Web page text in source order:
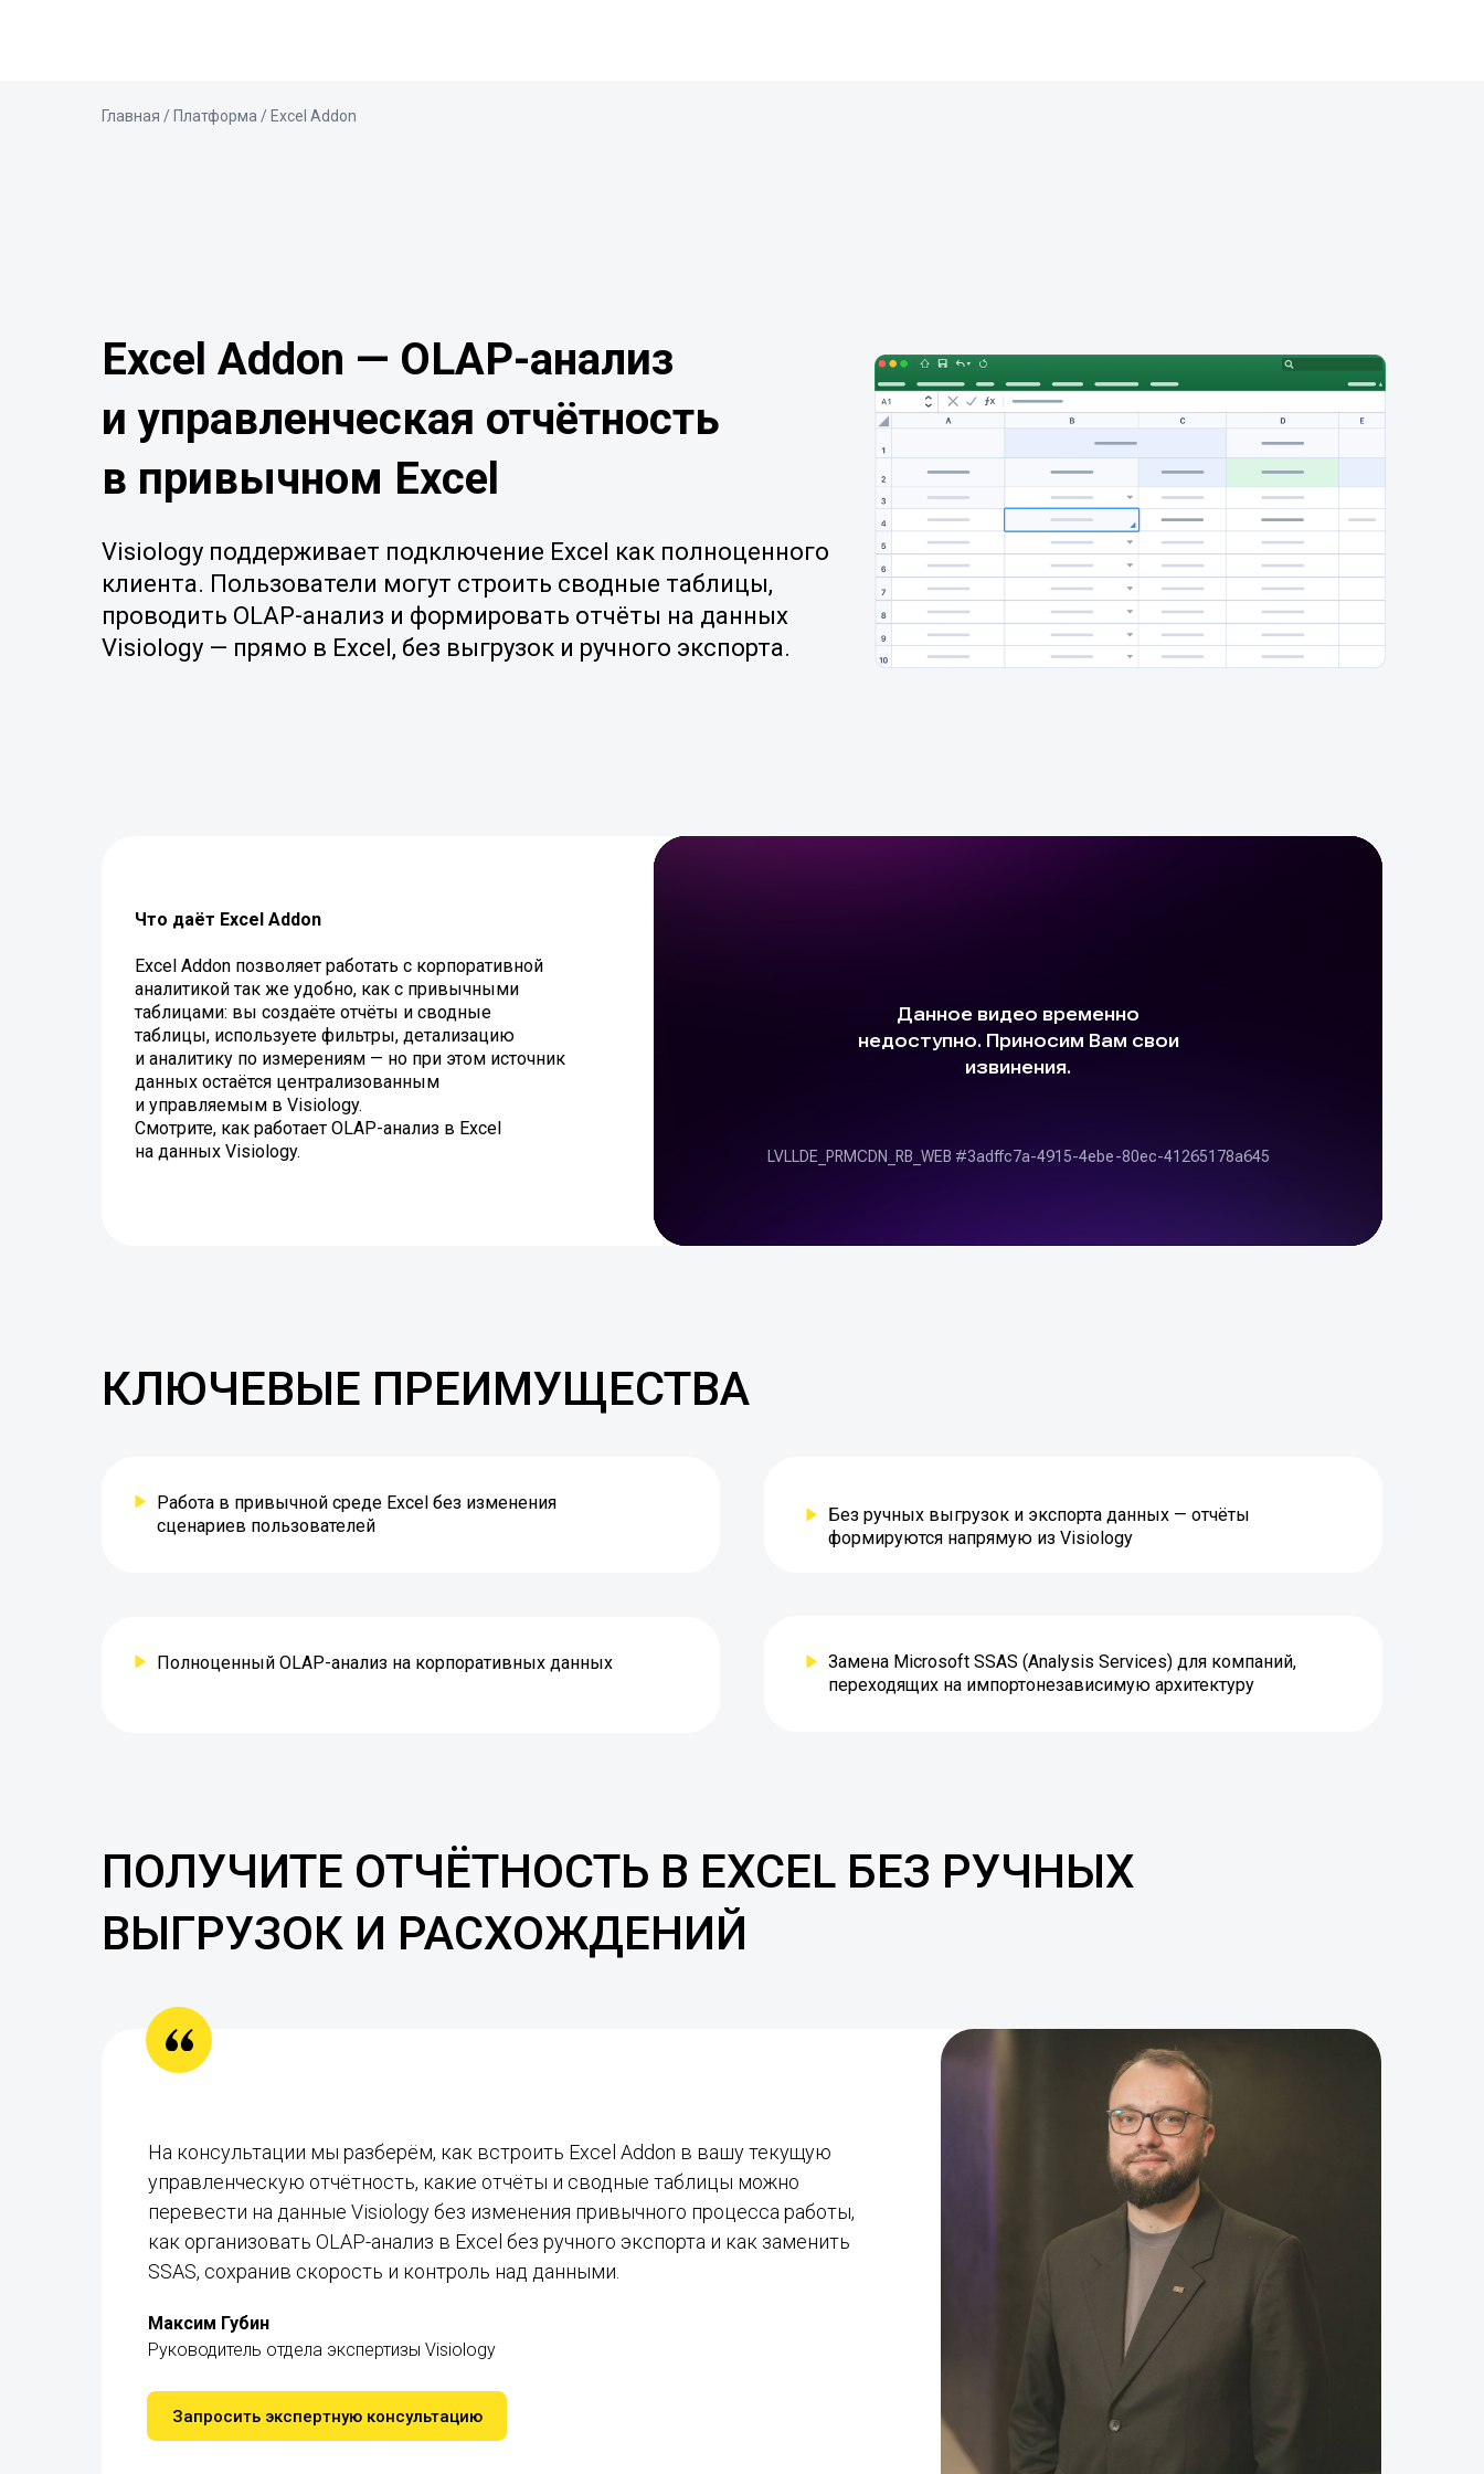
Главная / Платформа / Excel Addon
Excel Addon — OLAP-анализ
и управленческая отчётность
в привычном Excel
Visiology поддерживает подключение Excel как полноценного
клиента. Пользователи могут строить сводные таблицы,
проводить OLAP-анализ и формировать отчёты на данных
Visiology — прямо в Excel, без выгрузок и ручного экспорта.
Что даёт Excel Addon
Excel Addon позволяет работать с корпоративной
аналитикой так же удобно, как с привычными
таблицами: вы создаёте отчёты и сводные
таблицы, используете фильтры, детализацию
и аналитику по измерениям — но при этом источник
данных остаётся централизованным
и управляемым в Visiology.
Смотрите, как работает OLAP-анализ в Excel
на данных Visiology.
КЛЮЧЕВЫЕ ПРЕИМУЩЕСТВА
Работа в привычной среде Excel без изменения
сценариев пользователей
Без ручных выгрузок и экспорта данных — отчёты
формируются напрямую из Visiology
Полноценный OLAP-анализ на корпоративных данных
Замена Microsoft SSAS (Analysis Services) для компаний,
переходящих на импортонезависимую архитектуру
ПОЛУЧИТЕ ОТЧЁТНОСТЬ В EXCEL БЕЗ РУЧНЫХ
ВЫГРУЗОК И РАСХОЖДЕНИЙ
На консультации мы разберём, как встроить Excel Addon в вашу текущую
управленческую отчётность, какие отчёты и сводные таблицы можно
перевести на данные Visiology без изменения привычного процесса работы,
как организовать OLAP-анализ в Excel без ручного экспорта и как заменить
SSAS, сохранив скорость и контроль над данными.
Максим Губин
Руководитель отдела экспертизы Visiology
Запросить экспертную консультацию